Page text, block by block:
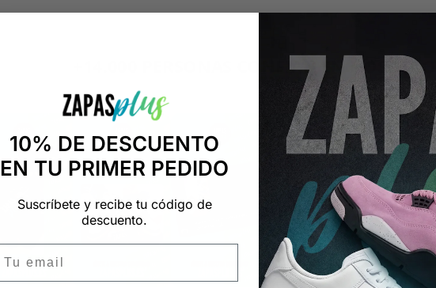
+14.000 PERSONAS CONFÍAN EN
"Consulta nuestras reseñas y compruébalo tú mismo"
10% DE DESCUENTO
EN TU PRIMER PEDIDO
Suscríbete y recibe tu código de
descuento.